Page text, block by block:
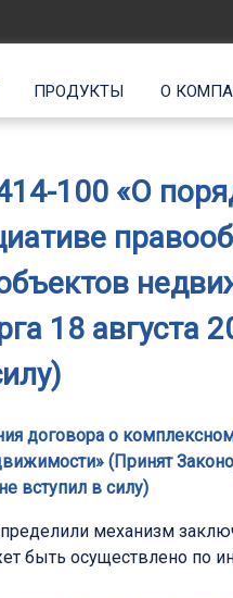
ПРОДУКТЫ О
100 «О
18 августа
договора о
(Принят
вступил в силу)
механизм
быть осуществлено по